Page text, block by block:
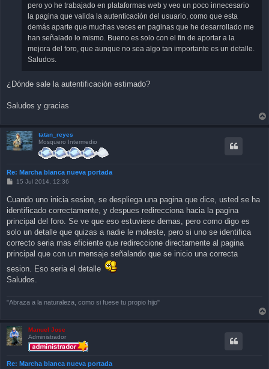
pero yo he trabajado en plataformas web y veo un poco innecesario
la pagina que valida la autenticación del usuario, como que esta
demás aparte que muchas veces en paginas que he desarrollado me
han señalado lo mismo. Bueno es solo con el fin de aportar a la
mejora del foro, que aunque no sea algo tan importante es un detalle.
Saludos.
¿Dónde sale la autentificación estimado?
Saludos y gracias
tatan_reyes
Mosquero Intermedio
Re: Marcha blanca nueva portada
P
t
15 Jul 2014, 12:36
Cuando uno inicia sesion, se despliega una pagina que dice, usted se ha
identificado correctamente, y despues redirecciona hacia la pagina
principal del foro. Se ve que eso estuviese demas, pero como digo es
solo un detalle que quizas a nadie le moleste, pero si uno se identifica
correcto seria mas eficiente que redireccione directamente al pagina
principal que con un mensaje señalando que se inicio una correcta
sesion. Eso seria el detalle
Saludos.
"Abraza a la naturaleza, como si fuese tu propio hijo"
Manuel Jose
Administrador
Re: Marcha blanca nueva portada